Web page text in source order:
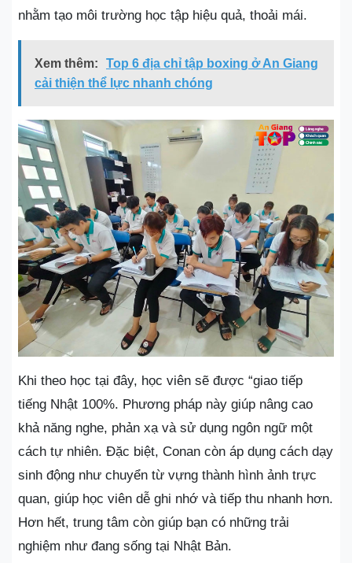
nhằm tạo môi trường học tập hiệu quả, thoải mái.
Xem thêm:
Top 6 địa chỉ tập boxing ở An Giang
cải thiện thể lực nhanh chóng
Khi theo học tại đây, học viên sẽ được “giao tiếp
tiếng Nhật 100%. Phương pháp này giúp nâng cao
khả năng nghe, phản xạ và sử dụng ngôn ngữ một
cách tự nhiên. Đặc biệt, Conan còn áp dụng cách dạy
sinh động như chuyển từ vựng thành hình ảnh trực
quan, giúp học viên dễ ghi nhớ và tiếp thu nhanh hơn.
Hơn hết, trung tâm còn giúp bạn có những trải
nghiệm như đang sống tại Nhật Bản.